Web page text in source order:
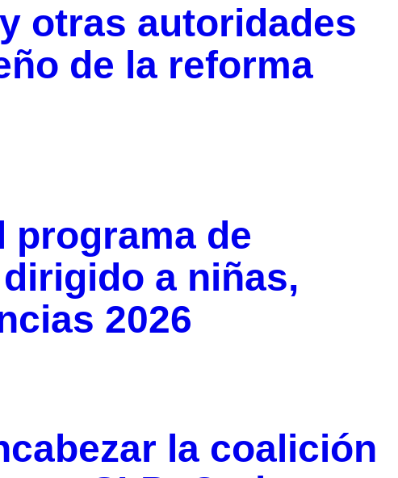
otras autoridades
de la reforma
programa de
a niñas,
2026
la coalición